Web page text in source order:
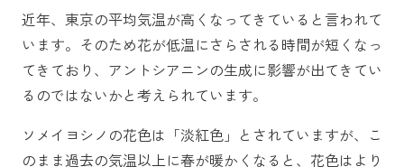
近年、東京の平均気温が高くなってきていると言われて
います。そのため花が低温にさらされる時間が短くなっ
てきており、アントシアニンの生成に影響が出てきてい
るのではないかと考えられています。
ソメイヨシノの花色は「淡紅色」とされていますが、こ
のまま過去の気温以上に春が暖かくなると、花色はより